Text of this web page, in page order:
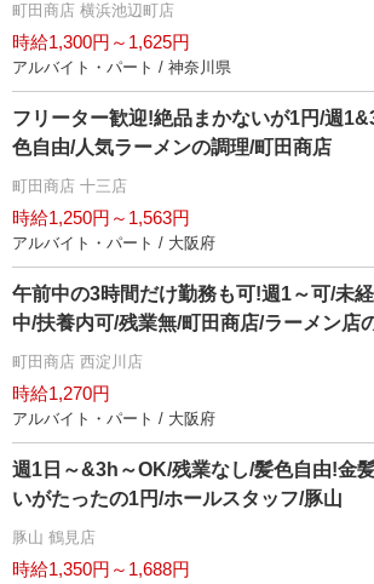
町田商店 横浜池辺町店
時給1,300円～1,625円
アルバイト・パート / 神奈川県
フリーター歓迎!絶品まかないが1円/週
色自由/人気ラーメンの調理/町田商店
町田商店 十三店
時給1,250円～1,563円
アルバイト・パート / 大阪府
午前中の3時間だけ勤務も可!週1～可/未
中/扶養内可/残業無/町田商店/ラーメン店
町田商店 西淀川店
時給1,270円
アルバイト・パート / 大阪府
週1日～&3h～OK/残業なし/髪色自由!金
いがたったの1円/ホールスタッフ/豚山
豚山 鶴見店
時給1,350円～1,688円